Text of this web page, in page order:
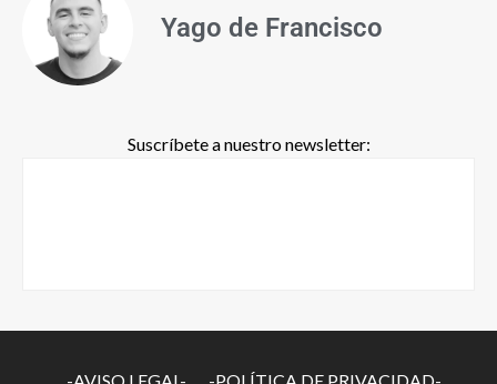
Yago de Francisco
Suscríbete a nuestro newsletter: